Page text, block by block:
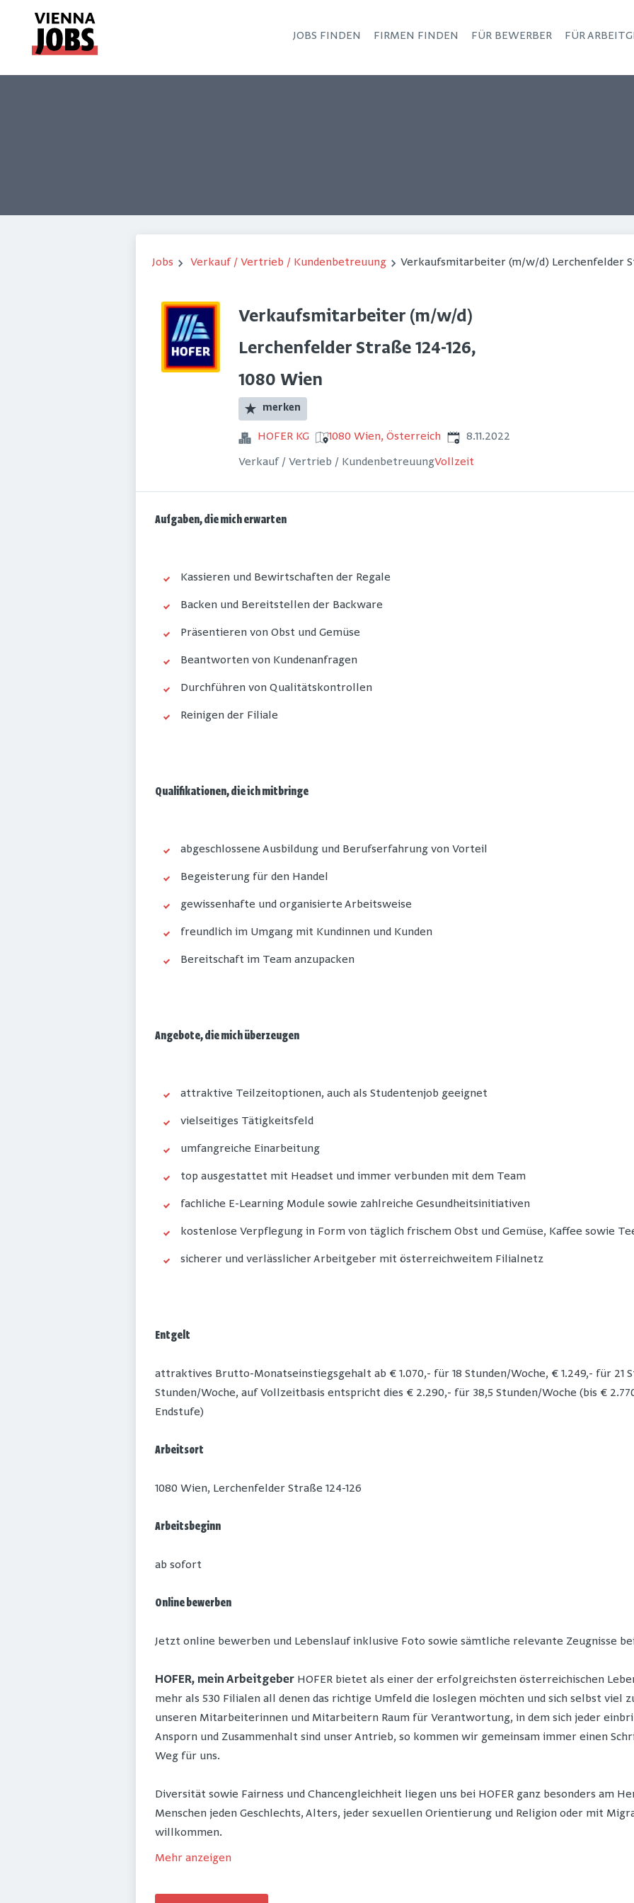
JOBS FINDEN FIRMEN FINDEN FÜR BEWERBER FÜR
Jobs Verkauf / Vertrieb / Kundenbetreuung Verkaufsmitarbeiter (m/w/d) Lerchenfelder
Verkaufsmitarbeiter (m/w/d)
Lerchenfelder Straße 124-126,
1080 Wien
merken
HOFER KG 1080 Wien, Österreich Veröffentlicht
8.11.2022
Verkauf / Vertrieb / KundenbetreuungVollzeit
Aufgaben, die mich erwarten
Kassieren und Bewirtschaften der Regale
Backen und Bereitstellen der Backware
Präsentieren von Obst und Gemüse
Beantworten von Kundenanfragen
Durchführen von Qualitätskontrollen
Reinigen der Filiale
Qualifikationen, die ich mitbringe
abgeschlossene Ausbildung und Berufserfahrung von Vorteil
Begeisterung für den Handel
gewissenhafte und organisierte Arbeitsweise
freundlich im Umgang mit Kundinnen und Kunden
Bereitschaft im Team anzupacken
Angebote, die mich überzeugen
attraktive Teilzeitoptionen, auch als Studentenjob geeignet
vielseitiges Tätigkeitsfeld
umfangreiche Einarbeitung
top ausgestattet mit Headset und immer verbunden mit dem Team
fachliche E-Learning Module sowie zahlreiche Gesundheitsinitiativen
kostenlose Verpflegung in Form von täglich frischem Obst und Gemüse, Kaffee sowie
sicherer und verlässlicher Arbeitgeber mit österreichweitem Filialnetz
Entgelt
attraktives Brutto-Monatseinstiegsgehalt ab € 1.070,- für 18 Stunden/Woche, € 1.249,- für 21
Stunden/Woche, auf Vollzeitbasis entspricht dies € 2.290,- für 38,5 Stunden/Woche (bis €
Endstufe)
Arbeitsort
1080 Wien, Lerchenfelder Straße 124-126
Arbeitsbeginn
ab sofort
Online bewerben
Jetzt online bewerben und Lebenslauf inklusive Foto sowie sämtliche relevante Zeugnisse
HOFER, mein Arbeitgeber HOFER bietet als einer der erfolgreichsten österreichischen
mehr als 530 Filialen all denen das richtige Umfeld die loslegen möchten und sich selbst viel
unseren Mitarbeiterinnen und Mitarbeitern Raum für Verantwortung, in dem sich jeder
Ansporn und Zusammenhalt sind unser Antrieb, so kommen wir gemeinsam immer einen
Weg für uns.
Diversität sowie Fairness und Chancengleichheit liegen uns bei HOFER ganz besonders am
Menschen jeden Geschlechts, Alters, jeder sexuellen Orientierung und Religion oder mit
willkommen.
Mehr anzeigen